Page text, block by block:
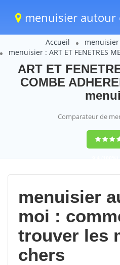
menuisier autour
Accueil
menuisier : ART ET FENETRES
ART ET
COMBE
Comparateur de
9,4(100%)
votes
menuisier
moi :
trouver les
chers